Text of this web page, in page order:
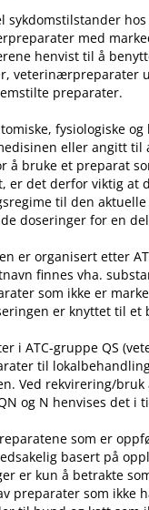
sykdomstilstander
med
henvist til å
veterinærpreparater
preparater.
fysiologiske
eller angitt til
å bruke et preparat
er det derfor viktig at
til den
doseringer for en
er organisert etter
finnes vha.
som ikke er
er knyttet til et
i ATC-gruppe QS
til
Ved rekvirering​/​bruk
og N henvises det i
som er
basert på
er kun å betrakte
preparater som ikke